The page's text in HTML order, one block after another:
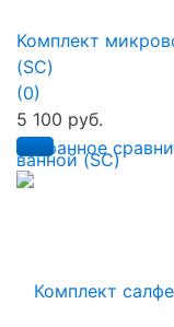
избранное
Комплект
(SC)
(0)
5 100 руб.